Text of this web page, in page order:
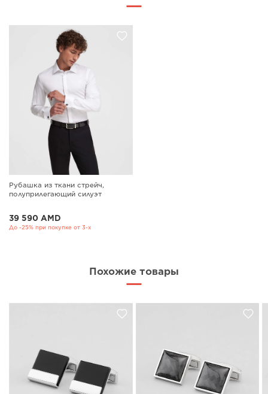
Рубашка из ткани стрейч,
полуприлегающий силуэт
39 590 AMD
До -25% при покупке от 3-х
Похожие товары